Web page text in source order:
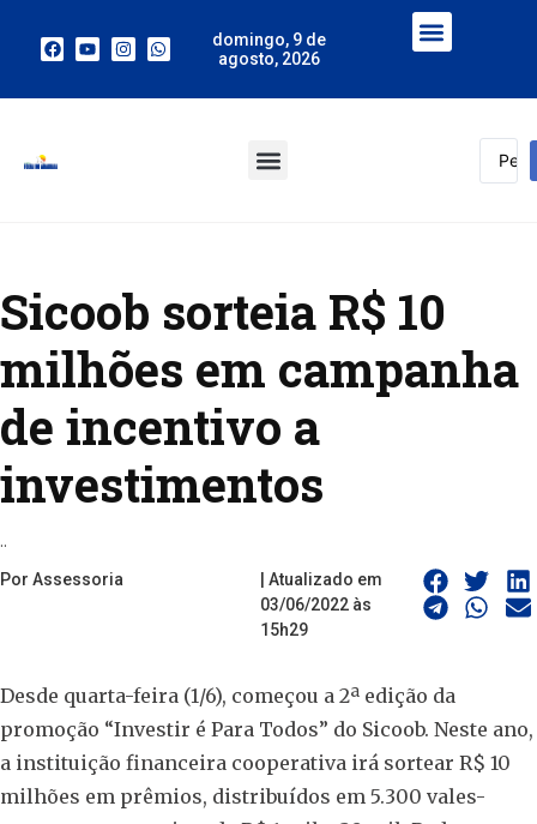
domingo, 9 de
agosto, 2026
Sicoob sorteia R$ 10
milhões em campanha
de incentivo a
investimentos
..
Por Assessoria
| Atualizado em
03/06/2022 às
15h29
Desde quarta-feira (1/6), começou a 2ª edição da
promoção “Investir é Para Todos” do Sicoob. Neste ano,
a instituição financeira cooperativa irá sortear R$ 10
milhões em prêmios, distribuídos em 5.300 vales-